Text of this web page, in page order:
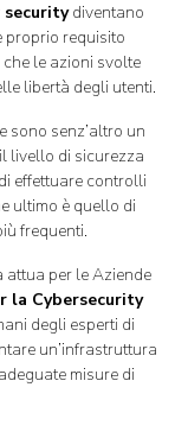
securitydiventano
proprio requisito
le azioni svolte
libertà degli utenti.
sono senz’altro un
livello di sicurezza
effettuare controlli
ultimo è quello di
frequenti.
attua per le Aziende
la Cybersecurity
degli esperti di
un’infrastruttura
misure di